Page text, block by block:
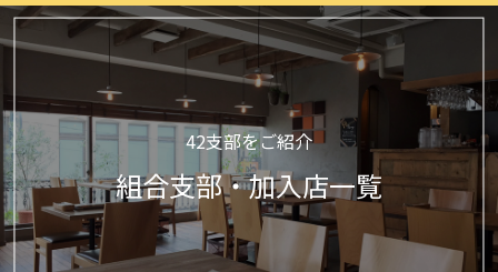
42支部をご紹介
組合支部・加入店一覧